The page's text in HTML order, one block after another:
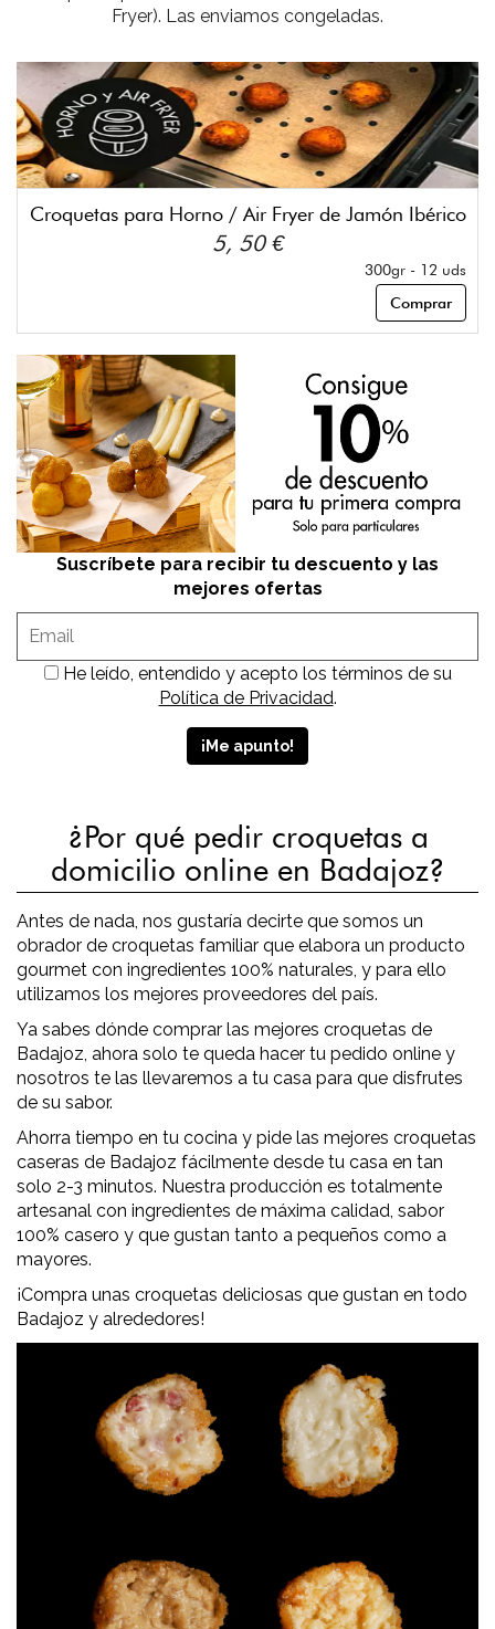
Fryer). Las enviamos congeladas.
Croquetas para Horno / Air Fryer de Jamón Ibérico
5, 50 €
300gr - 12 uds
Comprar
Suscríbete para recibir tu descuento y las
mejores ofertas
He leído, entendido y acepto los términos de su
Política de Privacidad.
¿Por qué pedir croquetas a
domicilio online en Badajoz?
Antes de nada, nos gustaría decirte que somos un
obrador de croquetas familiar que elabora un producto
gourmet con ingredientes 100% naturales, y para ello
utilizamos los mejores proveedores del país.
Ya sabes dónde comprar las mejores croquetas de
Badajoz, ahora solo te queda hacer tu pedido online y
nosotros te las llevaremos a tu casa para que disfrutes
de su sabor.
Ahorra tiempo en tu cocina y pide las mejores croquetas
caseras de Badajoz fácilmente desde tu casa en tan
solo 2-3 minutos. Nuestra producción es totalmente
artesanal con ingredientes de máxima calidad, sabor
100% casero y que gustan tanto a pequeños como a
mayores.
¡Compra unas croquetas deliciosas que gustan en todo
Badajoz y alrededores!